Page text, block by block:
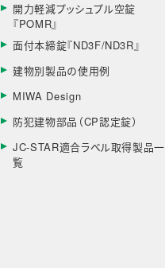
開力軽減プッシュプル空錠
『POMR』
面付本締錠『ND3F/ND3R』
建物別製品の使用例
MIWA Design
防犯建物部品（CP認定錠）
JC-STAR適合ラベル取得製品一
覧